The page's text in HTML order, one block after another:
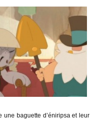
une baguette d’éniripsa et leur